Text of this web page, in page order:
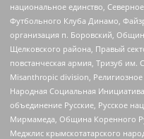
национальное единство,
Футбольного Клуба Динамо,
организация п. Боровский,
Щелковского района, Правый
повстанческая армия, Тризуб им.
Misanthropic division,
Народная Социальная
объединение Русские, Русское
Мирмамеда, Община Коренного
Меджлис крымскотатарского